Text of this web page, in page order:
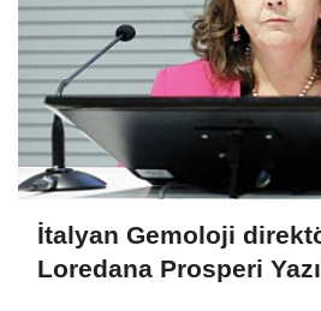
İtalyan Gemoloji
Loredana Prosperi